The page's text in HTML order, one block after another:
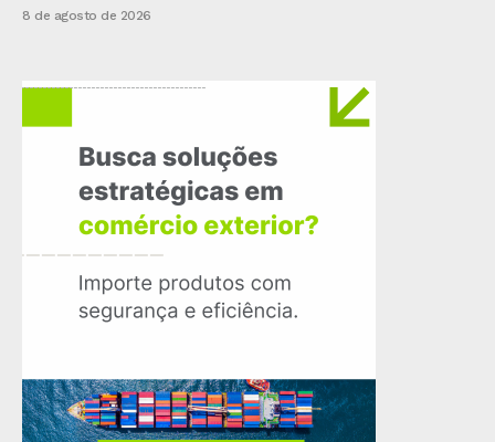
8 de agosto de 2026